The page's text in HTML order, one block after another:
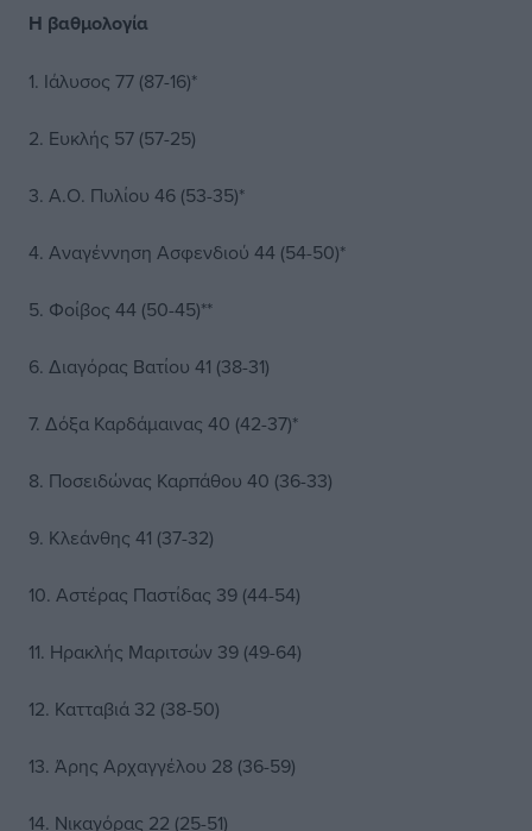
Η βαθμολογία
1. Ιάλυσος 77 (87-16)*
2. Ευκλής 57 (57-25)
3. Α.Ο. Πυλίου 46 (53-35)*
4. Αναγέννηση Ασφενδιού 44 (54-50)*
5. Φοίβος 44 (50-45)**
6. Διαγόρας Βατίου 41 (38-31)
7. Δόξα Καρδάμαινας 40 (42-37)*
8. Ποσειδώνας Καρπάθου 40 (36-33)
9. Κλεάνθης 41 (37-32)
10. Αστέρας Παστίδας 39 (44-54)
11. Ηρακλής Μαριτσών 39 (49-64)
12. Κατταβιά 32 (38-50)
13. Άρης Αρχαγγέλου 28 (36-59)
14. Νικαγόρας 22 (25-51)